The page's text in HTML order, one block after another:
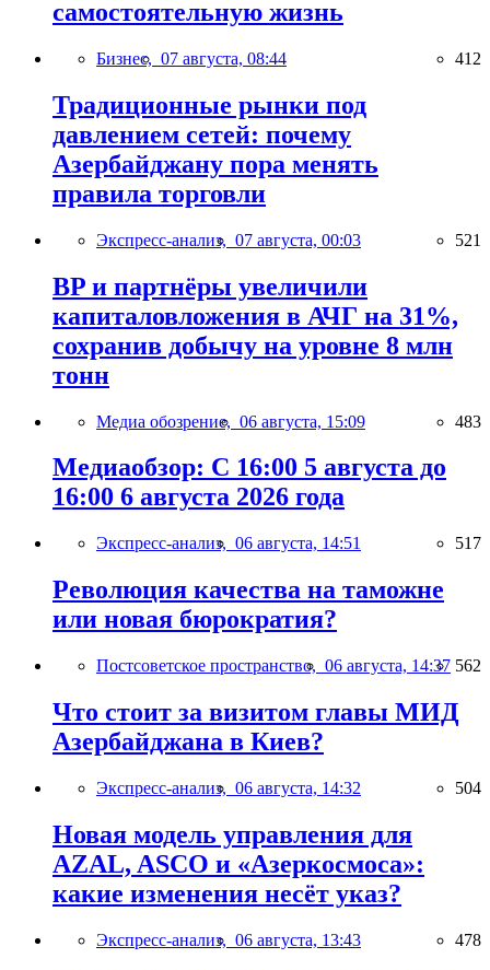
самостоятельную жизнь
Бизнес, 07 августа, 08:44 412
Традиционные рынки под
давлением сетей: почему
Азербайджану пора менять
правила торговли
Экспресс-анализ, 07 августа, 00:03 521
BP и партнёры увеличили
капиталовложения в АЧГ на 31%,
сохранив добычу на уровне 8 млн
тонн
Медиа обозрение, 06 августа, 15:09 483
Медиаобзор: С 16:00 5 августа до
16:00 6 августа 2026 года
Экспресс-анализ, 06 августа, 14:51 517
Революция качества на таможне
или новая бюрократия?
Постсоветское пространство, 06 августа, 14:37 562
Что стоит за визитом главы МИД
Азербайджана в Киев?
Экспресс-анализ, 06 августа, 14:32 504
Новая модель управления для
AZAL, ASCO и «Азеркосмоса»:
какие изменения несёт указ?
Экспресс-анализ, 06 августа, 13:43 478